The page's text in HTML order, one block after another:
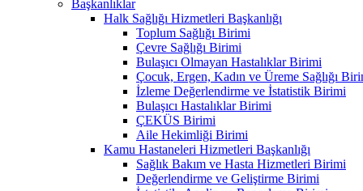
Başkanlıklar
Halk Sağlığı Hizmetleri Başkanlığı
Toplum Sağlığı Birimi
Çevre Sağlığı Birimi
Bulaşıcı Olmayan Hastalıklar Birimi
Çocuk, Ergen, Kadın ve Üreme Sağlığı
İzleme Değerlendirme ve İstatistik Birimi
Bulaşıcı Hastalıklar Birimi
ÇEKÜS Birimi
Aile Hekimliği Birimi
Kamu Hastaneleri Hizmetleri Başkanlığı
Sağlık Bakım ve Hasta Hizmetleri Birimi
Değerlendirme ve Geliştirme Birimi